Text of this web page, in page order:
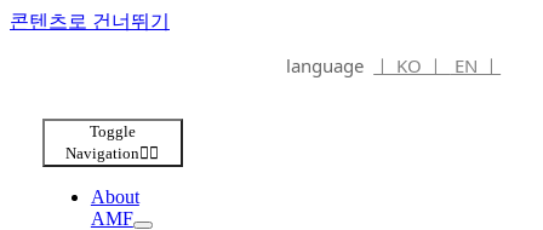
콘텐츠로 건너뛰기
language ㅣ KO ㅣ EN ㅣ
Toggle
Navigation
About
AMF